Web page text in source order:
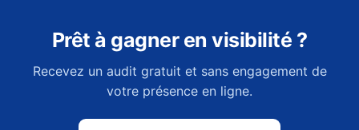
Prêt à gagner en visibilité ?
Recevez un audit gratuit et sans engagement de
votre présence en ligne.